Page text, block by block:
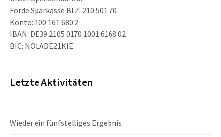
Förde Sparkasse BLZ: 210 501 70
Konto: 100 161 680 2
IBAN: DE39 2105 0170 1001 6168 02
BIC: NOLADE21KIE
Letzte Aktivitäten
Wieder ein fünfstelliges Ergebnis